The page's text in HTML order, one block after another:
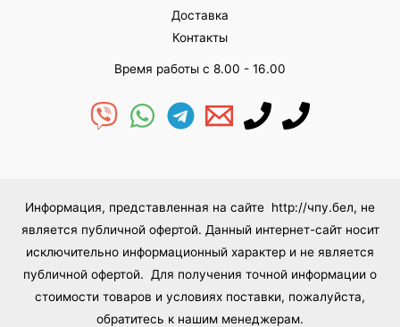
Доставка
Контакты
Время работы с 8.00 - 16.00
Информация, представленная на сайте http://чпу.бел, не
является публичной офертой. Данный интернет-сайт носит
исключительно информационный характер и не является
публичной офертой. Для получения точной информации о
стоимости товаров и условиях поставки, пожалуйста,
обратитесь к нашим менеджерам.